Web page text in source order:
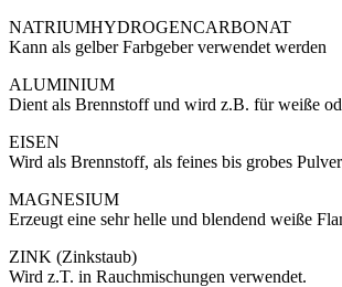
NATRIUMHYDROGENCARBONAT
Kann als gelber Farbgeber verwendet werden
ALUMINIUM
Dient als Brennstoff und wird z.B. für weiße
EISEN
Wird als Brennstoff, als feines bis grobes
MAGNESIUM
Erzeugt eine sehr helle und blendend weiße
ZINK (Zinkstaub)
Wird z.T. in Rauchmischungen verwendet.